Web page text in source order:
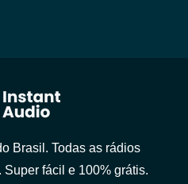
Brasil. Todas as rádios
fácil e 100% grátis.